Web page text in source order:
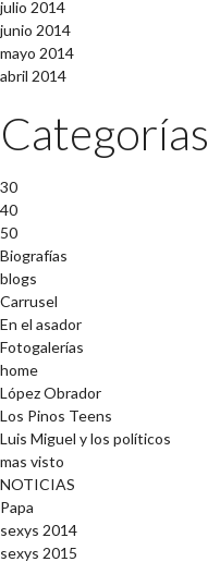
julio 2014
junio 2014
mayo 2014
abril 2014
Categorías
30
40
50
Biografías
blogs
Carrusel
En el asador
Fotogalerías
home
López Obrador
Los Pinos Teens
Luis Miguel y los políticos
mas visto
NOTICIAS
Papa
sexys 2014
sexys 2015